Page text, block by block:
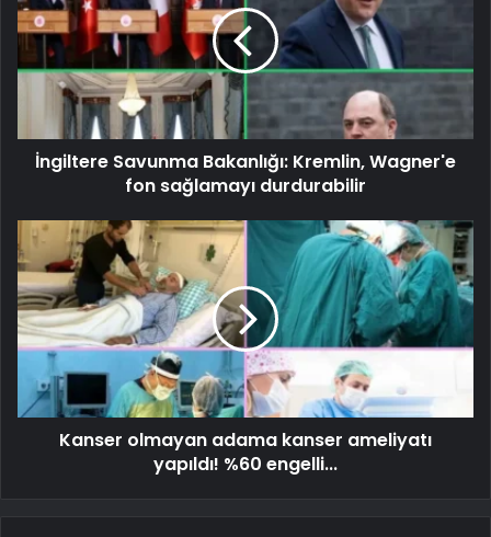
İngiltere Savunma Bakanlığı: Kremlin, Wagner'e
fon sağlamayı durdurabilir
Kanser olmayan adama kanser ameliyatı
yapıldı! %60 engelli...